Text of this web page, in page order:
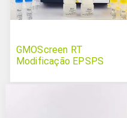
GMOScreen RT
Modificação EPSPS